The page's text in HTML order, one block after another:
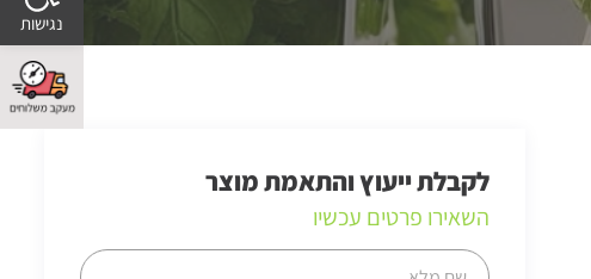
לקבלת ייעוץ והתאמת מוצר
השאירו פרטים עכשיו